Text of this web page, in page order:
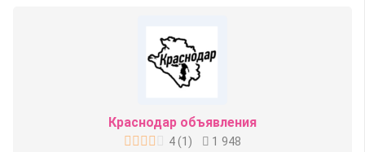
Краснодар объявления
4(1 )
1 948